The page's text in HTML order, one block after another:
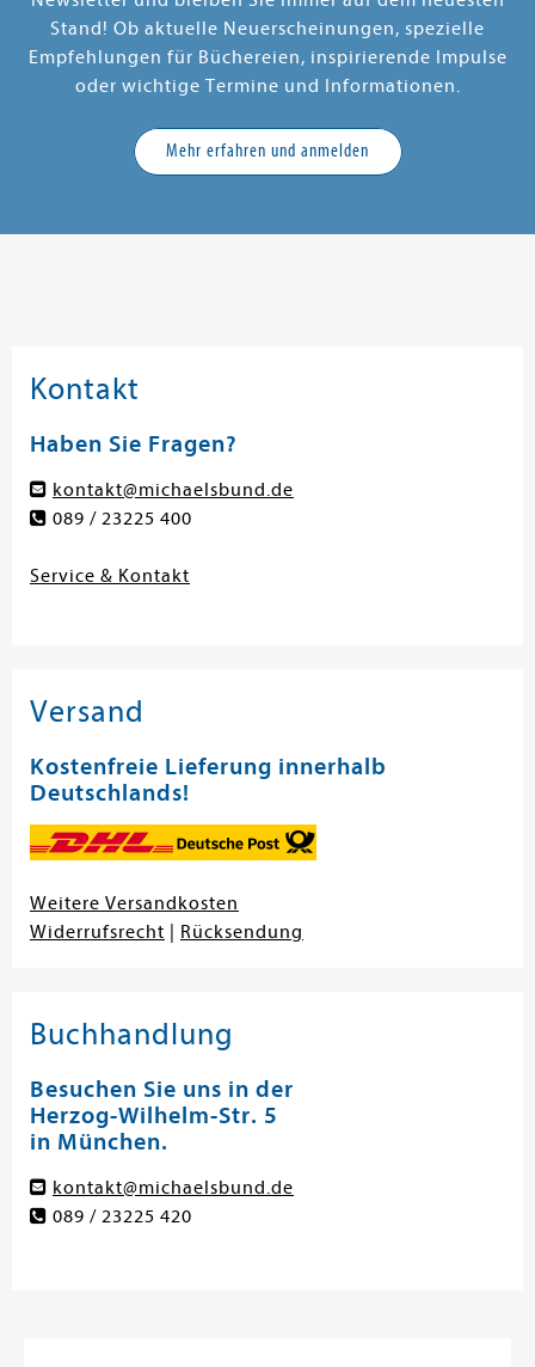
Stand! Ob aktuelle Neuerscheinungen, spezielle
Empfehlungen für Büchereien, inspirierende Impulse
oder wichtige Termine und Informationen.
Mehr erfahren und anmelden
Kontakt
Haben Sie Fragen?
kontakt@michaelsbund.de
089 / 23225 400
Service & Kontakt
Versand
Kostenfreie Lieferung innerhalb
Deutschlands!
Weitere Versandkosten
Widerrufsrecht
Rücksendung
Buchhandlung
Besuchen Sie uns in der
Herzog-Wilhelm-Str. 5
in München.
kontakt@michaelsbund.de
089 / 23225 420